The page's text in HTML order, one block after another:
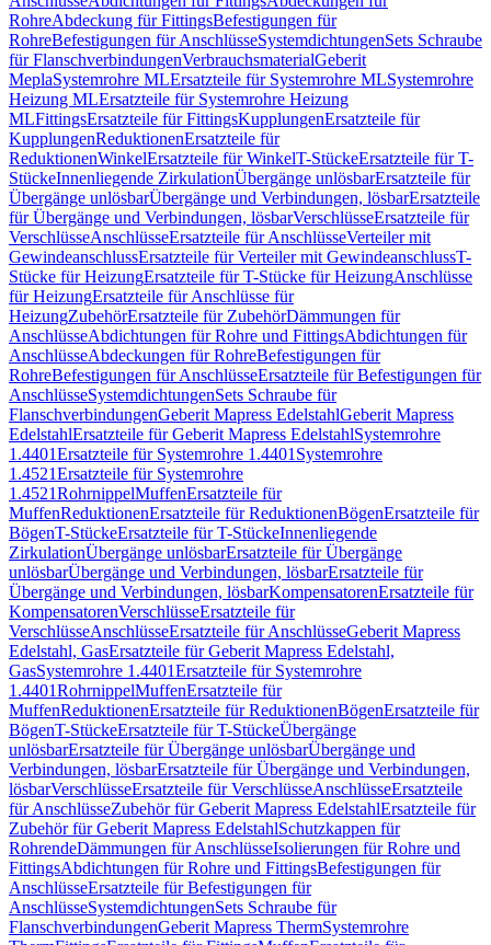
RohreAbdeckung für FittingsBefestigungen für
RohreBefestigungen für AnschlüsseSystemdichtungenSets Schraube
für FlanschverbindungenVerbrauchsmaterialGeberit
MeplaSystemrohre MLErsatzteile für Systemrohre MLSystemrohre
Heizung MLErsatzteile für Systemrohre Heizung
MLFittingsErsatzteile für FittingsKupplungenErsatzteile für
KupplungenReduktionenErsatzteile für
ReduktionenWinkelErsatzteile für WinkelT-StückeErsatzteile für T-
StückeInnenliegende ZirkulationÜbergänge unlösbarErsatzteile für
Übergänge unlösbarÜbergänge und Verbindungen, lösbarErsatzteile
für Übergänge und Verbindungen, lösbarVerschlüsseErsatzteile für
VerschlüsseAnschlüsseErsatzteile für AnschlüsseVerteiler mit
GewindeanschlussErsatzteile für Verteiler mit GewindeanschlussT-
Stücke für HeizungErsatzteile für T-Stücke für HeizungAnschlüsse
für HeizungErsatzteile für Anschlüsse für
HeizungZubehörErsatzteile für ZubehörDämmungen für
AnschlüsseAbdichtungen für Rohre und FittingsAbdichtungen für
AnschlüsseAbdeckungen für RohreBefestigungen für
RohreBefestigungen für AnschlüsseErsatzteile für Befestigungen für
AnschlüsseSystemdichtungenSets Schraube für
FlanschverbindungenGeberit Mapress EdelstahlGeberit Mapress
EdelstahlErsatzteile für Geberit Mapress EdelstahlSystemrohre
1.4401Ersatzteile für Systemrohre 1.4401 Systemrohre
1.4521Ersatzteile für Systemrohre
1.4521RohrnippelMuffenErsatzteile für
MuffenReduktionenErsatzteile für ReduktionenBögenErsatzteile für
BögenT-StückeErsatzteile für T-StückeInnenliegende
ZirkulationÜbergänge unlösbarErsatzteile für Übergänge
unlösbarÜbergänge und Verbindungen, lösbarErsatzteile für
Übergänge und Verbindungen, lösbarKompensatorenErsatzteile für
KompensatorenVerschlüsseErsatzteile für
VerschlüsseAnschlüsseErsatzteile für AnschlüsseGeberit Mapress
Edelstahl, GasErsatzteile für Geberit Mapress Edelstahl,
GasSystemrohre 1.4401Ersatzteile für Systemrohre
1.4401RohrnippelMuffenErsatzteile für
MuffenReduktionenErsatzteile für ReduktionenBögenErsatzteile für
BögenT-StückeErsatzteile für T-StückeÜbergänge
unlösbarErsatzteile für Übergänge unlösbarÜbergänge und
Verbindungen, lösbarErsatzteile für Übergänge und Verbindungen,
lösbarVerschlüsseErsatzteile für VerschlüsseAnschlüsseErsatzteile
für AnschlüsseZubehör für Geberit Mapress EdelstahlErsatzteile für
Zubehör für Geberit Mapress EdelstahlSchutzkappen für
RohrendeDämmungen für AnschlüsseIsolierungen für Rohre und
FittingsAbdichtungen für Rohre und FittingsBefestigungen für
AnschlüsseErsatzteile für Befestigungen für
AnschlüsseSystemdichtungenSets Schraube für
FlanschverbindungenGeberit Mapress ThermSystemrohre